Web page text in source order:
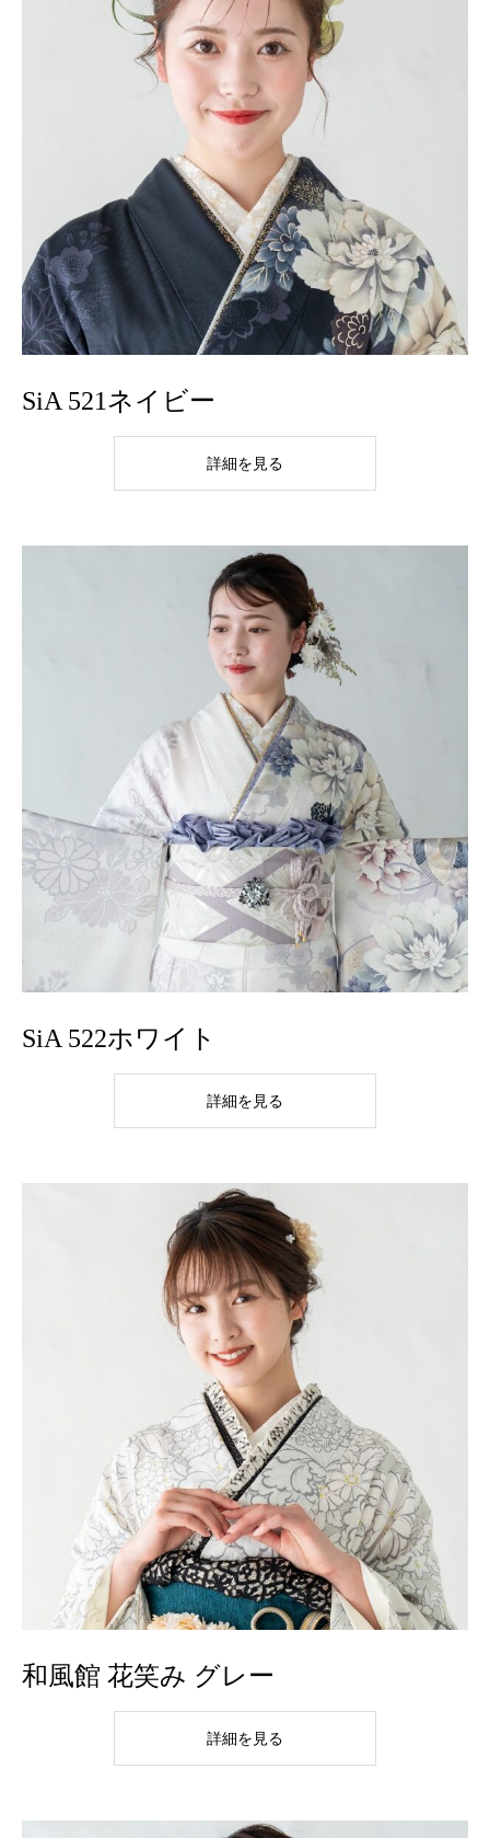
SiA 521ネイビー
詳細を見る
SiA 522ホワイト
詳細を見る
和風館 花笑み グレー
詳細を見る